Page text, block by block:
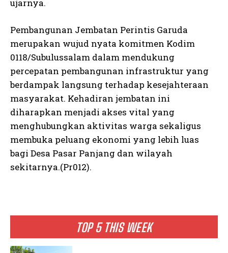
TOP 5 THIS WEEK
ujarnya.
Pembangunan Jembatan Perintis Garuda
merupakan wujud nyata komitmen Kodim
0118/Subulussalam dalam mendukung
percepatan pembangunan infrastruktur yang
berdampak langsung terhadap kesejahteraan
masyarakat. Kehadiran jembatan ini
diharapkan menjadi akses vital yang
menghubungkan aktivitas warga sekaligus
membuka peluang ekonomi yang lebih luas
bagi Desa Pasar Panjang dan wilayah
sekitarnya.(Pr012).